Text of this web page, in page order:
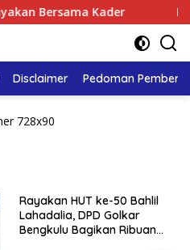
Bersama Kader Polri
Disclaimer Pedoman
Rayakan HUT ke-50 Bahlil
Lahadalia, DPD Golkar
Bengkulu Bagikan Ribuan